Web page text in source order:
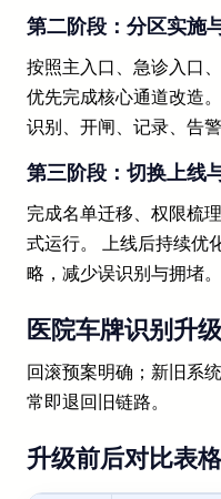
第二阶段：分区实施
按照主入口、急诊入口
优先完成核心通道改造
识别、开闸、记录、告
第三阶段：切换上线
完成名单迁移、权限梳
式运行。 上线后持续优
略，减少误识别与拥堵。
医院车牌识别升
回滚预案明确；新旧系
常即退回旧链路。
升级前后对比表格